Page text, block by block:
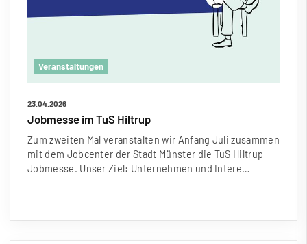
Veranstaltungen
23.04.2026
Jobmesse im TuS Hiltrup
Zum zweiten Mal veranstalten wir Anfang Juli zusammen
mit dem Jobcenter der Stadt Münster die TuS Hiltrup
Jobmesse. Unser Ziel: Unternehmen und Intere…